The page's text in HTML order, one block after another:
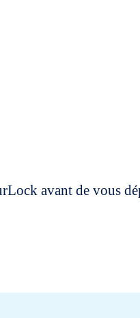
avant de vous